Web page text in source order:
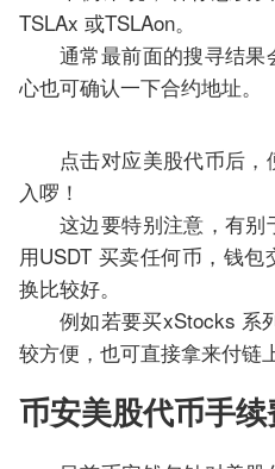
TSLAx 或TSLAon。
通常最前面的搜寻结
心也可确认一下合约地址。
点击对应美股代币后
入啰！
这边要特别注意，有
用USDT 买卖任何币，钱
换比较好。
例如若要买xStocks 系
较方便，也可直接拿来付链
币安美股代币手